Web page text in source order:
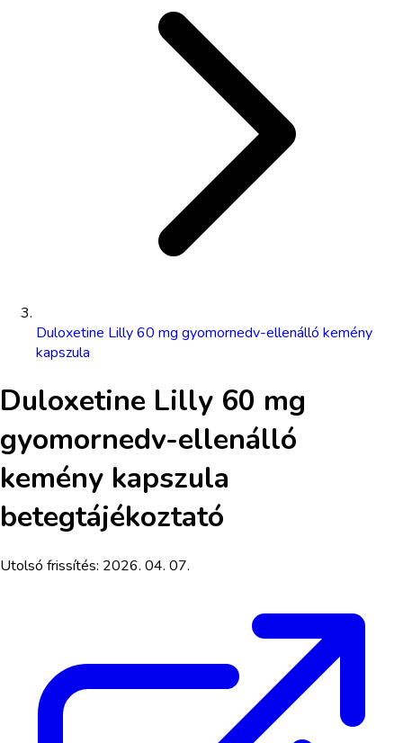
Duloxetine Lilly 60 mg gyomornedv-ellenálló kemény
kapszula
Duloxetine Lilly 60 mg
gyomornedv-ellenálló
kemény kapszula
betegtájékoztató
Utolsó frissítés: 2026. 04. 07.